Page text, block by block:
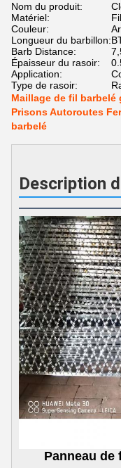
Nom du produit:
Matériel:
Couleur:
Longueur du barbillon:
Barb Distance:
Épaisseur du rasoir:
Application:
Type de rasoir:
Maillage de fil
Prisons Autoroutes
barbelé
Description
Panneau de